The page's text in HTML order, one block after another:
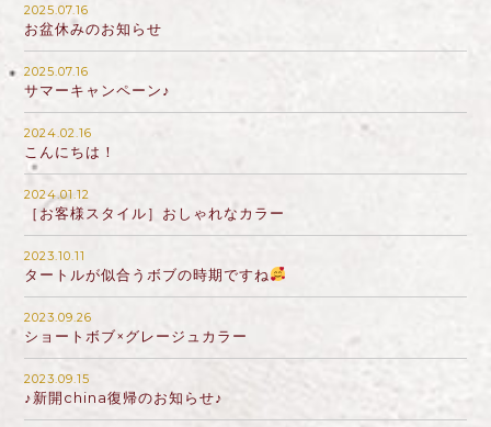
2025.07.16
お盆休みのお知らせ
2025.07.16
サマーキャンペーン♪
2024.02.16
こんにちは！
2024.01.12
［お客様スタイル］おしゃれなカラー
2023.10.11
タートルが似合うボブの時期ですね
2023.09.26
ショートボブ×グレージュカラー
2023.09.15
♪新開china復帰のお知らせ♪